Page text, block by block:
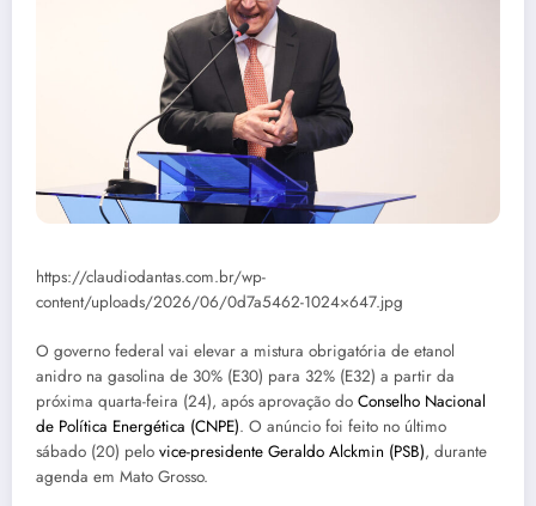
https://claudiodantas.com.br/wp-
content/uploads/2026/06/0d7a5462-1024×647.jpg
O governo federal vai elevar a mistura obrigatória de etanol
anidro na gasolina de 30% (E30) para 32% (E32) a partir da
próxima quarta-feira (24), após aprovação do Conselho Nacional
de Política Energética (CNPE). O anúncio foi feito no último
sábado (20) pelo vice-presidente Geraldo Alckmin (PSB), durante
agenda em Mato Grosso.